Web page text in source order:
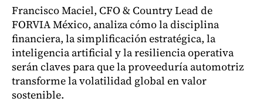
Francisco Maciel, CFO & Country Lead de
FORVIA México, analiza cómo la disciplina
financiera, la simplificación estratégica, la
inteligencia artificial y la resiliencia operativa
serán claves para que la proveeduría automotriz
transforme la volatilidad global en valor
sostenible.